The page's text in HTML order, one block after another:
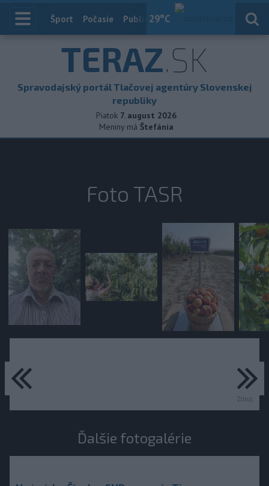
29°C
Index
Šport Počasie Publicistika
TERAZ.SK
Spravodajský portál Tlačovej agentúry Slovenskej
republiky
Piatok 7. august 2026
Meniny má Štefánia
Foto TASR
Zdroj:
predchádzajúce
Ďalšie fotogalérie